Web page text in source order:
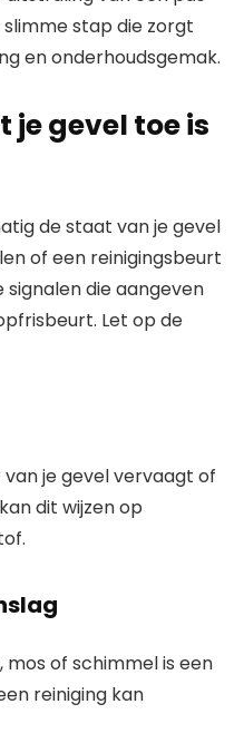
stap die zorgt
en onderhoudsgemak.
je gevel toe is
de staat van je gevel
of een reinigingsbeurt
signalen die aangeven
Let op de
je gevel vervaagt of
dit wijzen op
mos of schimmel is een
reiniging kan